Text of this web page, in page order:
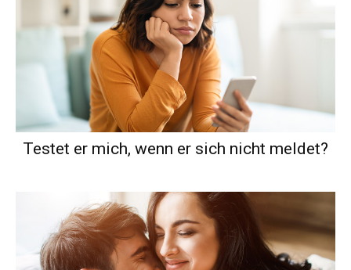
Testet er mich, wenn er sich nicht meldet?